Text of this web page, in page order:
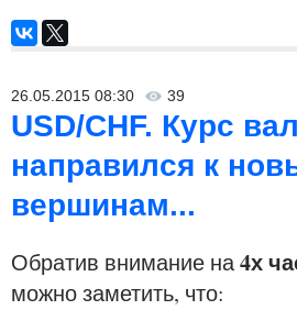
26.05.2015 08:30 39
USD/CHF. Курс
направился к
вершинам...
Обратив внимание на4х
можно заметить, что: